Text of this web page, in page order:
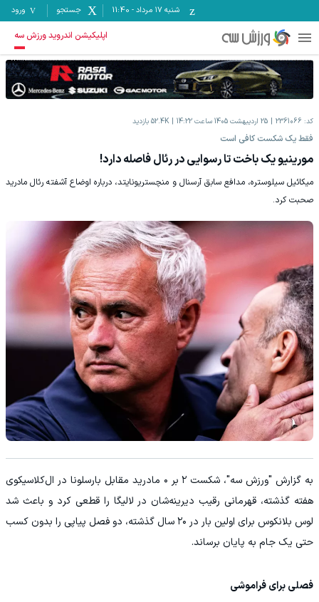
شنبه ۱۷ مرداد -
11:40 جستجو ورود
اپلیکیشن اندروید ورزش سه
کد: 2361066 25 اردیبهشت 1405 ساعت 14:22 52.4K بازدید
فقط یک شکست کافی است
مورینیو یک باخت تا رسوایی در رئال فاصله دارد!
میکائیل سیلوستره، مدافع سابق آرسنال و منچستریونایتد، درباره اوضاع آشفته رئال مادرید
صحبت کرد.
به گزارش "ورزش سه"، شکست ۲ بر ۰ مادرید مقابل بارسلونا در ال‌کلاسیکوی
هفته گذشته، قهرمانی رقیب دیرینه‌شان در لالیگا را قطعی کرد و باعث شد
لوس بلانکوس برای اولین بار در ۲۰ سال گذشته، دو فصل پیاپی را بدون کسب
حتی یک جام به پایان برساند.
فصلی برای فراموشی